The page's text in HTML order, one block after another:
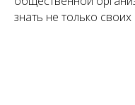
знать не только